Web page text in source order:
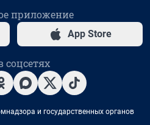
приложение
App Store
и государственных органов